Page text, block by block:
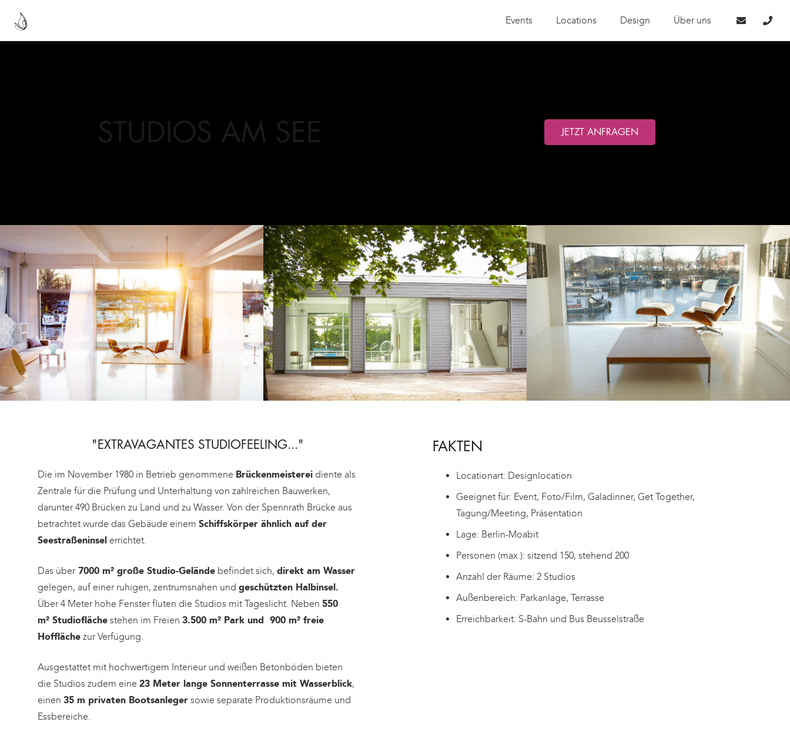
Events Locations Design Über uns
STUDIOS AM SEE JETZT ANFRAGEN
"EXTRAVAGANTES STUDIOFEELING..."
Die im November 1980 in Betrieb genommene Brückenmeisterei diente als
Zentrale für die Prüfung und Unterhaltung von zahlreichen Bauwerken,
darunter 490 Brücken zu Land und zu Wasser. Von der Spennrath Brücke aus
betrachtet wurde das Gebäude einem Schiffskörper ähnlich auf der
Seestraßeninsel errichtet.
Das über 7000 m² große Studio-Gelände befindet sich, direkt am Wasser
gelegen, auf einer ruhigen, zentrumsnahen und geschützten Halbinsel.
Über 4 Meter hohe Fenster fluten die Studios mit Tageslicht. Neben 550
m² Studiofläche stehen im Freien 3.500 m² Park und 900 m² freie
Hoffläche zur Verfügung.
Ausgestattet mit hochwertigem Interieur und weißen Betonböden bieten
die Studios zudem eine 23 Meter lange Sonnenterrasse mit Wasserblick,
einen 35 m privaten Bootsanleger sowie separate Produktionsräume und
Essbereiche.
FAKTEN
Locationart: Designlocation
Geeignet für: Event, Foto/Film, Galadinner, Get Together,
Tagung/Meeting, Präsentation
Lage: Berlin-Moabit
Personen (max.): sitzend 150, stehend 200
Anzahl der Räume: 2 Studios
Außenbereich: Parkanlage, Terrasse
Erreichbarkeit: S-Bahn und Bus Beusselstraße